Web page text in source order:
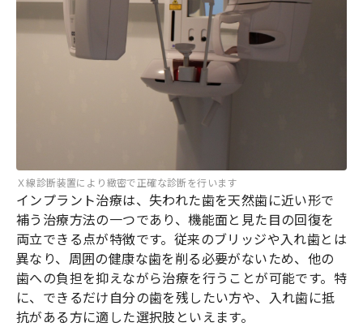
Ｘ線診断装置により緻密で正確な診断を行います
インプラント治療は、失われた歯を天然歯に近い形で
補う治療方法の一つであり、機能面と見た目の回復を
両立できる点が特徴です。従来のブリッジや入れ歯とは
異なり、周囲の健康な歯を削る必要がないため、他の
歯への負担を抑えながら治療を行うことが可能です。特
に、できるだけ自分の歯を残したい方や、入れ歯に抵
抗がある方に適した選択肢といえます。